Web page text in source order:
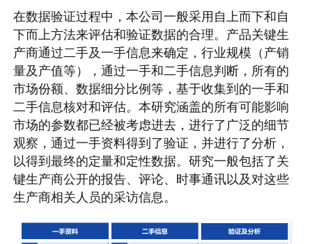
在数据验证过程中，本公司一般采用自上而下和自
下而上方法来评估和验证数据的合理。产品关键生
产商通过二手及一手信息来确定，行业规模（产销
量及产值等），通过一手和二手信息判断，所有的
市场份额、数据细分比例等，基于收集到的一手和
二手信息核对和评估。本研究涵盖的所有可能影响
市场的参数都已经被考虑进去，进行了广泛的细节
观察，通过一手资料得到了验证，并进行了分析，
以得到最终的定量和定性数据。研究一般包括了关
键生产商公开的报告、评论、时事通讯以及对这些
生产商相关人员的采访信息。